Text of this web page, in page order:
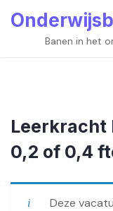
Banen in het
Leerkracht
0,2 of 0,4
Deze